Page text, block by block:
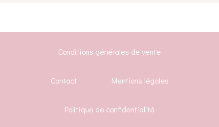
Conditions générales de vente
Contact Mentions légales
Politique de confidentialité